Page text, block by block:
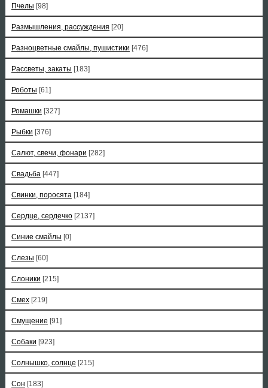
Пчелы [98]
Размышления, рассуждения [20]
Разноцветные смайлы, пушистики [476]
Рассветы, закаты [183]
Роботы [61]
Ромашки [327]
Рыбки [376]
Салют, свечи, фонари [282]
Свадьба [447]
Свинки, поросята [184]
Сердце, сердечко [2137]
Синие смайлы [0]
Слезы [60]
Слоники [215]
Смех [219]
Смущение [91]
Собаки [923]
Солнышко, солнце [215]
Сон [183]